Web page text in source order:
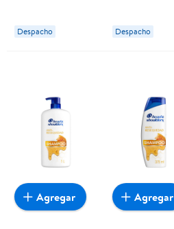
Despacho Despacho
Agregar Agregar